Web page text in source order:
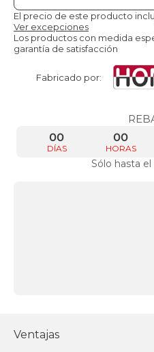
El precio de este producto
Ver excepciones
Los productos con medida
garantía de satisfacción
Fabricado por:
DÍAS
00
HORAS
00
Sólo hasta el
Ventajas